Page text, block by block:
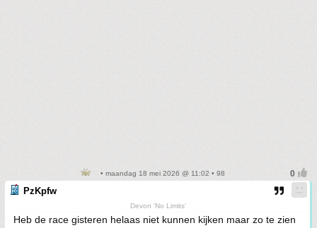
• maandag 18 mei 2026 @ 11:02 • 98
PzKpfw
Devon 'No Limits'
Heb de race gisteren helaas niet kunnen kijken maar zo te zien